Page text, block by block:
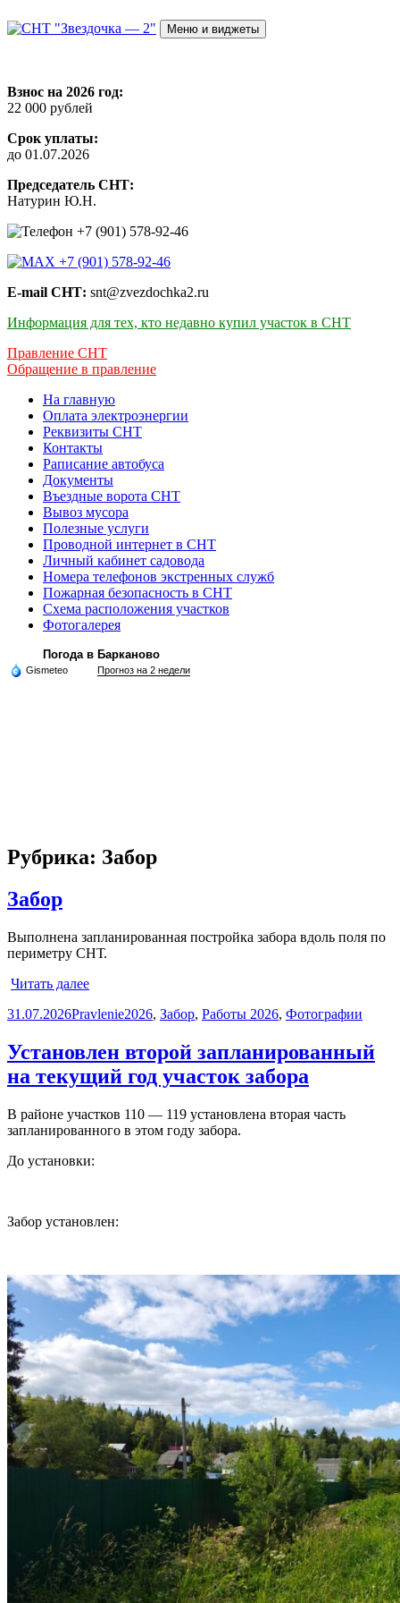
к
Меню и виджеты
Взнос на 2026 год:
22 000 рублей
Срок уплаты:
до 01.07.2026
Председатель СНТ:
Натурин Ю.Н.
+7 (901) 578-92-46
+7 (901) 578-92-46
E-mail СНТ: snt@zvezdochka2.ru
Информация для тех, кто недавно купил участок в СНТ
Правление СНТ
Обращение в правление
На главную
Оплата электроэнергии
Реквизиты СНТ
Контакты
Раписание автобуса
Документы
Въездные ворота СНТ
Вывоз мусора
Полезные услуги
Проводной интернет в СНТ
Личный кабинет садовода
Номера телефонов экстренных служб
Пожарная безопасность в СНТ
Схема расположения участков
Фотогалерея
Погода в Барканово
Gismeteo Прогноз на 2 недели
Рубрика: Забор
Забор
Выполнена запланированная постройка забора вдоль поля по
периметру СНТ.
Читать далееЗабор
Опубликовано
31.07.2026Автор
PravlenieРубрики
2026, Забор, Работы 2026, Фотографии
Установлен второй запланированный
на текущий год участок забора
В районе участков 110 — 119 установлена вторая часть
запланированного в этом году забора.
До установки:
Забор установлен: